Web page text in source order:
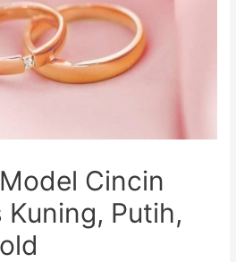
Cincin
Kuning, Putih,